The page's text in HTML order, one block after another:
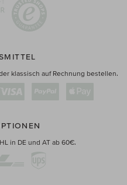
klassisch auf Rechnung bestellen.
in DE und AT ab 60€.